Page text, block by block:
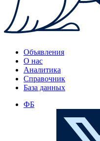
Объявления
О нас
Аналитика
Справочник
База данных
ФБ